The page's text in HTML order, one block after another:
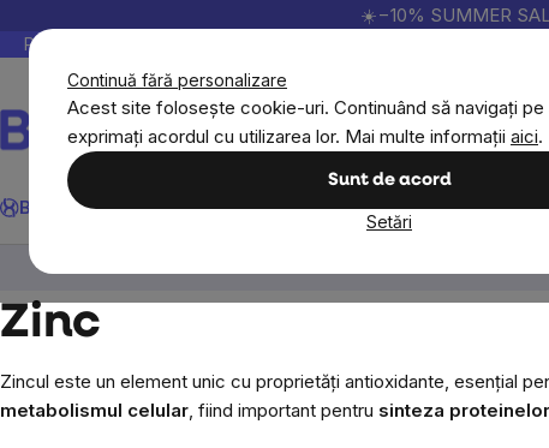
Continuă fără personalizare
Acest site folosește cookie-uri. Continuând să navigați
exprimați acordul cu utilizarea lor. Mai multe informații aici.
Sunt de acord
Setări
☀️−10% SUMMER
Peste 200.000 de recenzii verificate Produsele
Căutare
BrainMax
SportImunitateFemeiBărbațiCopiiObiective
Zinc
Zincul este un element unic cu proprietăți antioxidante, esențial
metabolismul celular, fiind important pentru sinteza